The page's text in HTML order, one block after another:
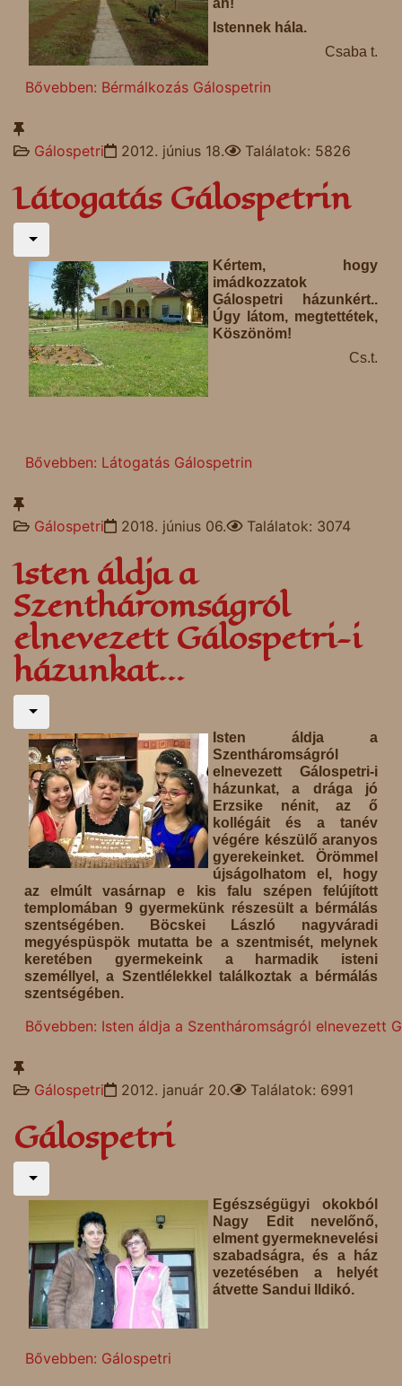
án!
Istennek hála.
Csaba t.
Bővebben: Bérmálkozás Gálospetrin
Gálospetri 2012. június 18. Találatok: 5826
Látogatás Gálospetrin
Kértem, hogy
imádkozzatok
Gálospetri házunkért..
Úgy látom, megtettétek,
Köszönöm!
Cs.t.
Bővebben: Látogatás Gálospetrin
Gálospetri 2018. június 06. Találatok: 3074
Isten áldja a
Szentháromságról
elnevezett Gálospetri-i
házunkat...
Isten áldja a
Szentháromságról
elnevezett Gálospetri-i
házunkat, a drága jó
Erzsike nénit, az ő
kollégáit és a tanév
végére készülő aranyos
gyerekeinket. Örömmel
újságolhatom el, hogy
az elmúlt vasárnap e kis falu szépen felújított
templomában 9 gyermekünk részesült a bérmálás
szentségében. Böcskei László nagyváradi
megyéspüspök mutatta be a szentmisét, melynek
keretében gyermekeink a harmadik isteni
személlyel, a Szentlélekkel találkoztak a bérmálás
szentségében.
Bővebben: Isten áldja a Szentháromságról elnevezett
Gálospetri 2012. január 20. Találatok: 6991
Gálospetri
Egészségügyi okokból
Nagy Edit nevelőnő,
elment gyermeknevelési
szabadságra, és a ház
vezetésében a helyét
átvette Sandui Ildikó.
Bővebben: Gálospetri